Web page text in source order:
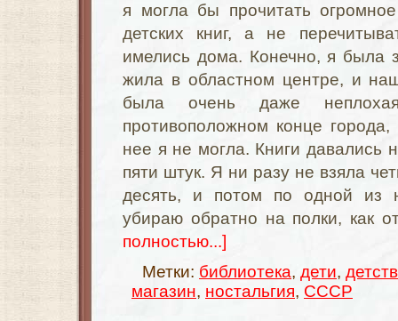
я могла бы прочитать
детских книг, а не
имелись дома. Конечно, я была
жила в областном центре, и
была очень даже
противоположном конце
нее я не могла. Книги давались
пяти штук. Я ни разу не взяла
десять, и потом по одной из
убираю обратно на полки, как
полностью...]
Метки: библиотека, дети,
магазин, ностальгия, СССР